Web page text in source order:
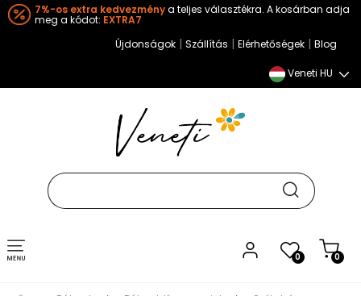
7%-os extra kedvezménya teljes választékra. A kosárban adja
meg a kódot: EXTRA7
Újdonságok | Szállítás | Elérhetőségek | Blog
Veneti HU
0 0
Toggle
navigation